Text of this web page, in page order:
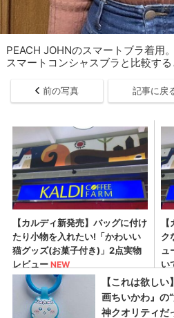
PEACH JOHNのスマートブラ着用
スマートコンシャスブラと比較す
前の写真 記事に戻